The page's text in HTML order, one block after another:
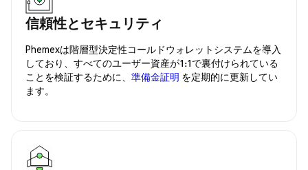
信頼性とセキュリティ
Phemexは階層型決定性コールドウォレットシステムを導入
しており、すべてのユーザー資産が1:1で裏付けられている
ことを検証するために、 準備金証明 を定期的に更新してい
ます。